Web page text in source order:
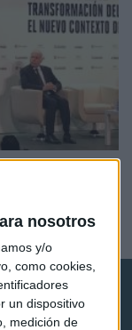
nosotros
y/o
como cookies,
un dispositivo
medición de
de España